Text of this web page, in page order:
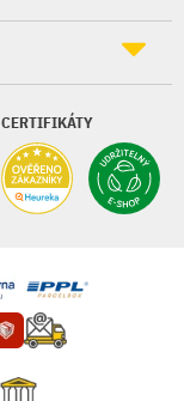
CERTIFIKÁTY